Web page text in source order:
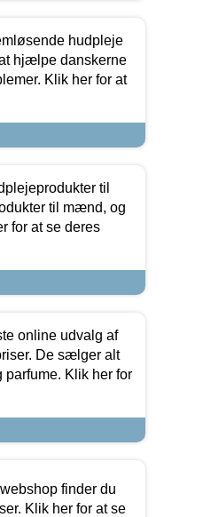
hudpleje
hjælpe danskerne
Klik her for at
til
til mænd, og
for at se deres
online udvalg af
De sælger alt
Klik her for
finder du
Klik her for at se